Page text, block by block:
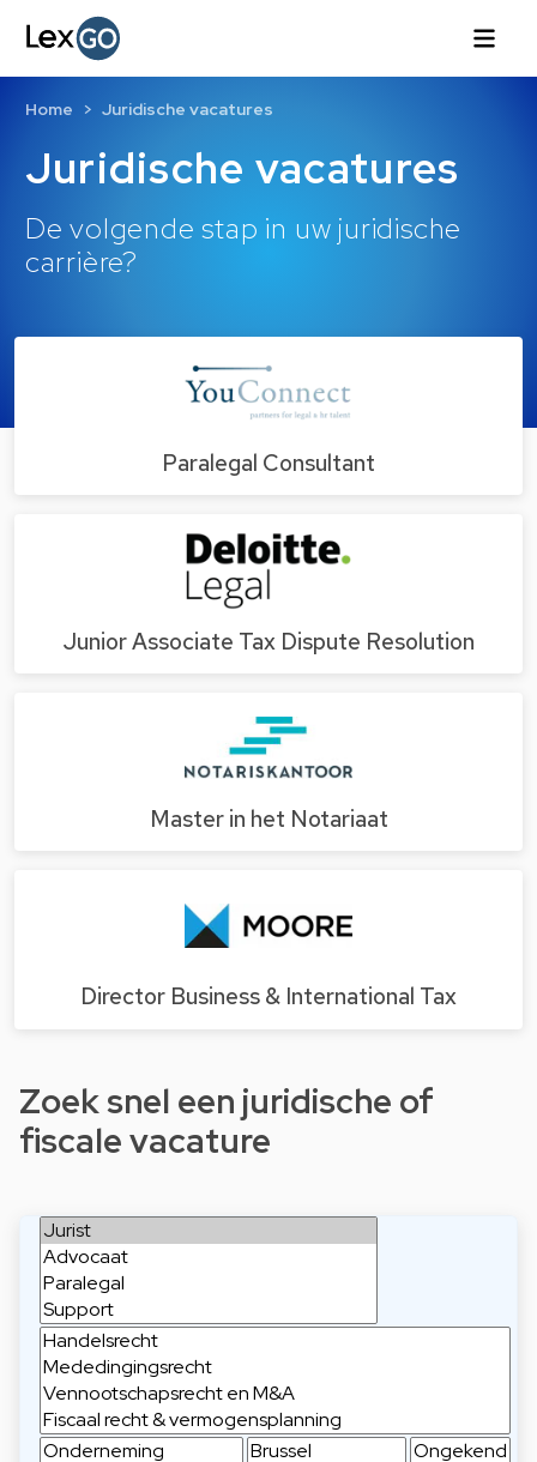
Juridische vacatures
De volgende stap in uw juridische
carrière?
Home Juridische vacatures
Paralegal Consultant
Junior Associate Tax Dispute Resolution
Master in het Notariaat
Director Business & International Tax
Zoek snel een juridische of
fiscale vacature